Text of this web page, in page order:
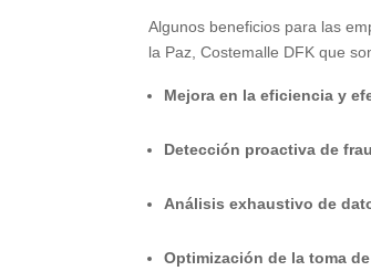
Algunos beneficios para las
la Paz, Costemalle DFK que
Mejora en la eficiencia y
Detección proactiva de
Análisis exhaustivo de
Optimización de la toma